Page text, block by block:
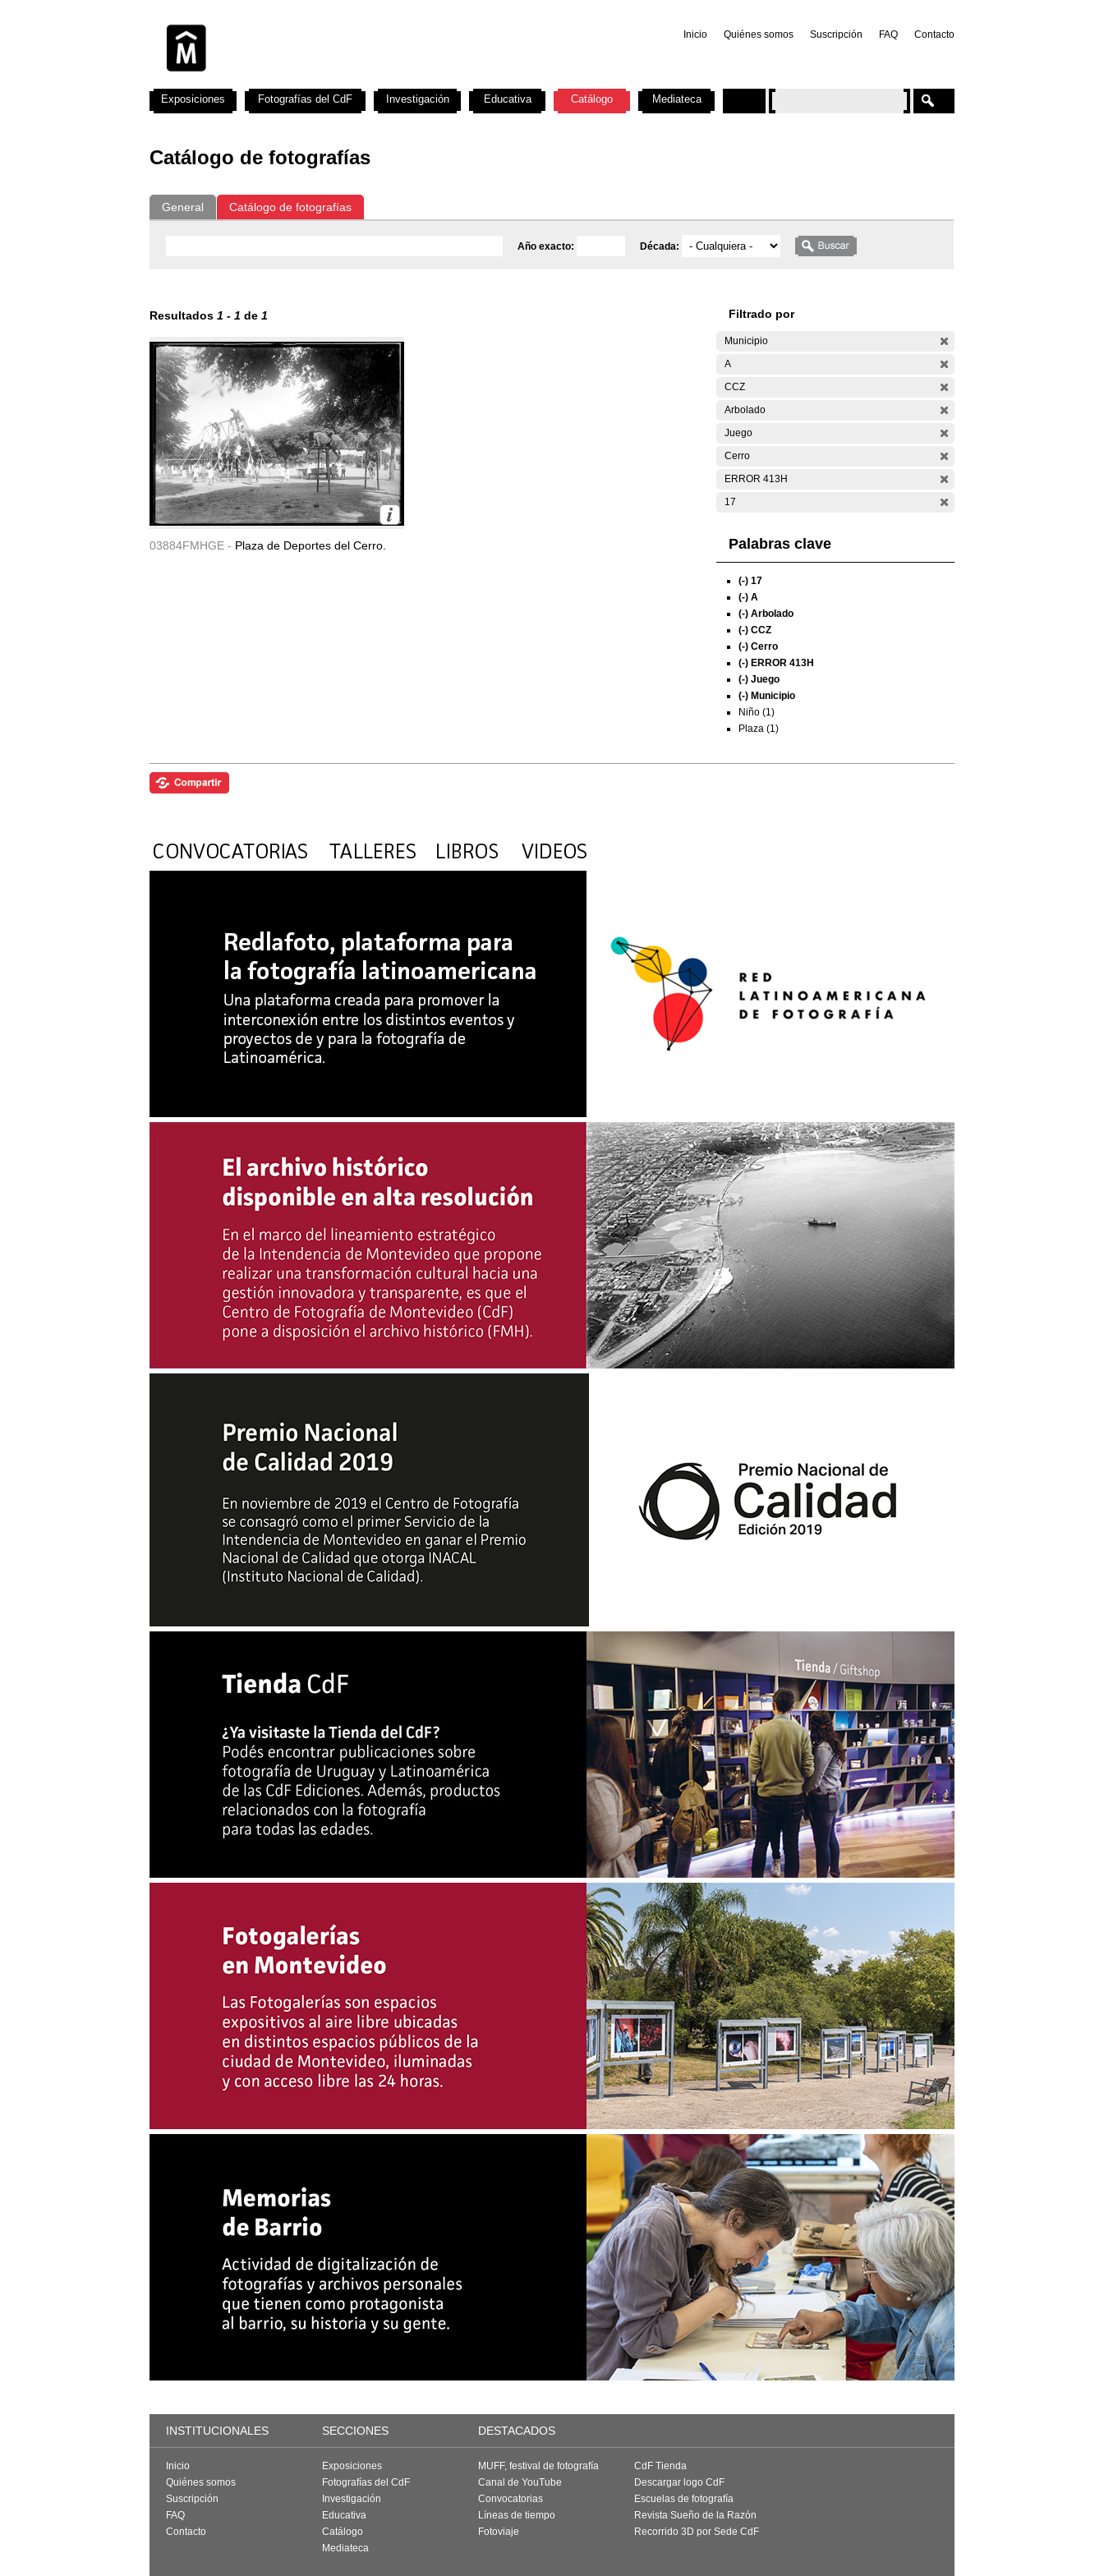
Inicio Quiénes somos Suscripción FAQ Contacto
Catálogo de fotografías
General Catálogo de fotografías
Año exacto: Década:
Resultados 1 - 1 de 1
03884FMHGE - Plaza de Deportes del Cerro.
Filtrado por
Municipio
A
CCZ
Arbolado
Juego
Cerro
ERROR 413H
17
Palabras clave
(-) 17
(-) A
(-) Arbolado
(-) CCZ
(-) Cerro
(-) ERROR 413H
(-) Juego
(-) Municipio
Niño (1)
Plaza (1)
Exposiciones Fotografías del CdF Investigación Educativa Catálogo Mediateca
INSTITUCIONALES SECCIONES DESTACADOS
Inicio
Quiénes somos
Suscripción
FAQ
Contacto
Exposiciones
Fotografías del CdF
Investigación
Educativa
Catálogo
Mediateca
MUFF, festival de fotografía
Canal de YouTube
Convocatorias
Líneas de tiempo
Fotoviaje
CdF Tienda
Descargar logo CdF
Escuelas de fotografía
Revista Sueño de la Razón
Recorrido 3D por Sede CdF